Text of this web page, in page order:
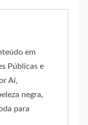
em
Públicas e
Aí,
negra,
para